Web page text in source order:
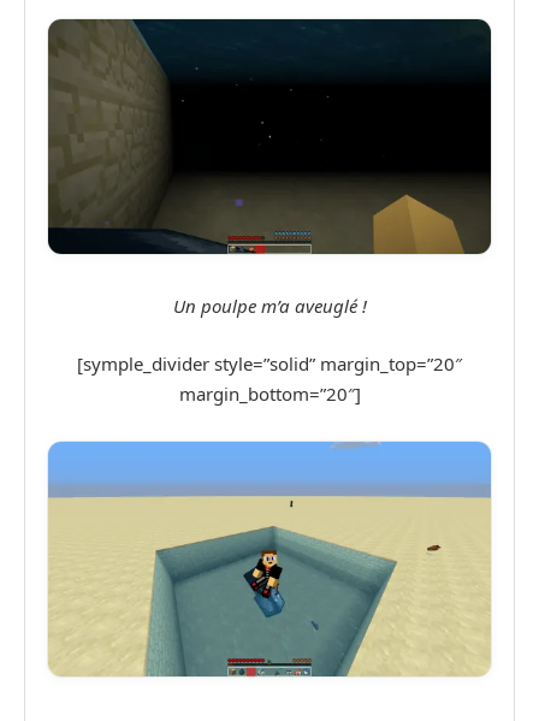
Un poulpe m’a aveuglé !
[symple_divider style=”solid” margin_top=”20″
margin_bottom=”20″]